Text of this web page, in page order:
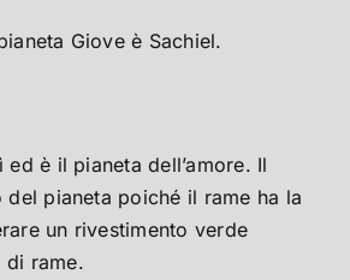
Giove è Sachiel.
ed è il pianeta dell’amore. Il
del pianeta poiché il rame ha la
un rivestimento verde
di rame.